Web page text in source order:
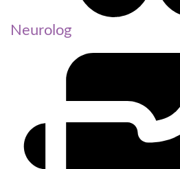
Neurolog